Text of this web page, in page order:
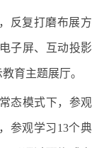
反复打磨布展方
子屏、互动投影
育主题展厅。
态模式下，参观
参观学习13个典